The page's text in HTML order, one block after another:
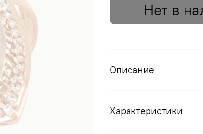
Нет в
Описание
Характеристики